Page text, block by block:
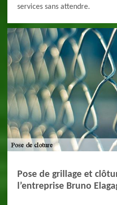
services sans attendre.
Pose de grillage et
l’entreprise Bruno